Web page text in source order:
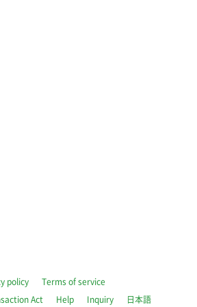
policy
Terms of service
Act
Help Inquiry 日本語